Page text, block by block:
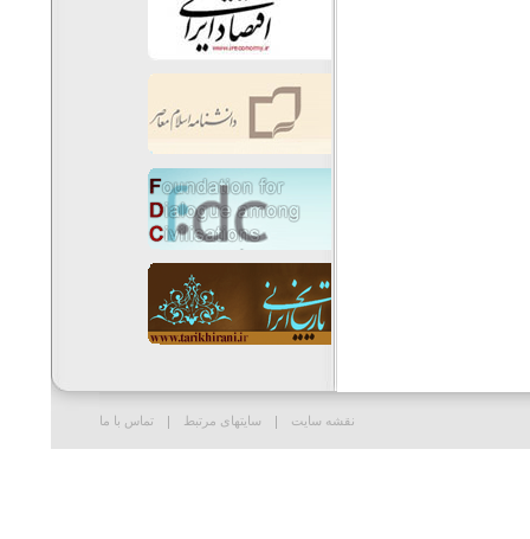
نقشه سایت سایتهای مرتبط تماس با ما